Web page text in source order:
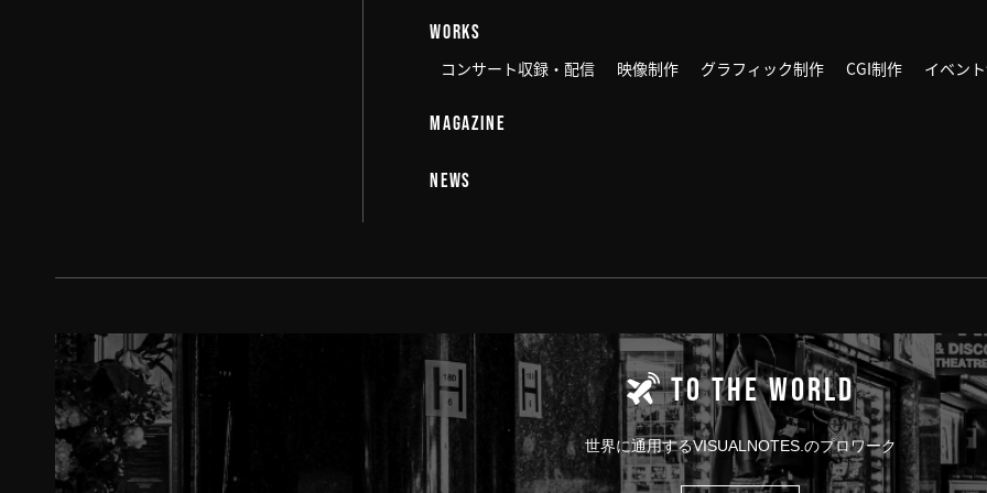
WORKS
コンサート収録・配信 映像制作 グラフィック制作 CGI制作 イベン
MAGAZINE
NEWS
TO THE WORLD
世界に通用するVISUALNOTES.のプロワーク